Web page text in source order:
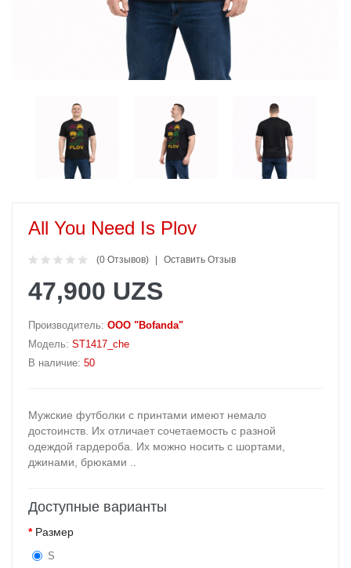
All You Need Is Plov
(0 Отзывов) Оставить Отзыв
47,900 UZS
Производитель: OOO "Bofanda"
Модель: ST1417_che
В наличие: 50
Мужские футболки с принтами имеют немало
достоинств. Их отличает сочетаемость с разной
одеждой гардероба. Их можно носить с шортами,
джинами, брюками ..
Доступные варианты
Размер
S